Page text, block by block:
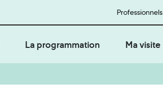
Professionnels
La programmation Ma visite